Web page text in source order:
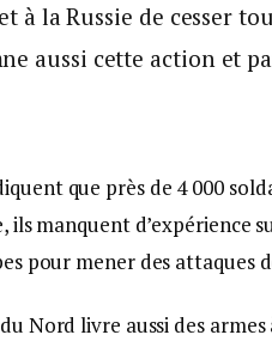
à la Russie de cesser
aussi cette action et
que près de 4 000
ils manquent d’expérience
pour mener des attaques
Nord livre aussi des